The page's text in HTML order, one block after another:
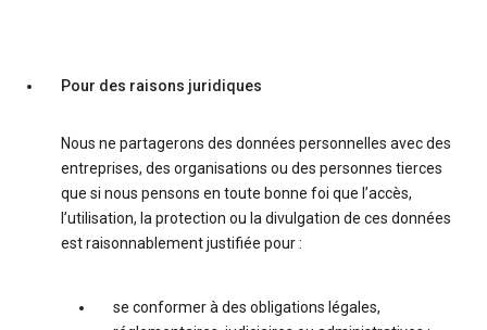
Pour des raisons juridiques
Nous ne partagerons des données personnelles avec des
entreprises, des organisations ou des personnes tierces
que si nous pensons en toute bonne foi que l’accès,
l’utilisation, la protection ou la divulgation de ces données
est raisonnablement justifiée pour :
se conformer à des obligations légales,